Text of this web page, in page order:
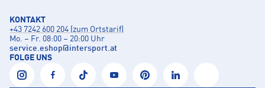
KONTAKT
+43 7242 600 204 (zum Ortstarif)
Mo. – Fr. 08:00 – 20:00 Uhr
service.eshop@intersport.at
FOLGE UNS